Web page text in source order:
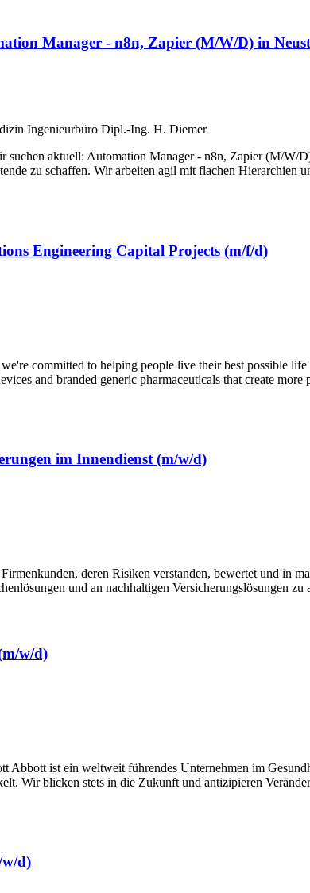
Manager - n8n, Zapier (M/W/D) in
Ingenieurbüro Dipl.-Ing. H. Diemer
suchen aktuell: Automation Manager - n8n, Zapier (M/W/
zu schaffen. Wir arbeiten agil mit flachen Hierarchien
Engineering Capital Projects (m/f/d)
committed to helping people live their best possible
and branded generic pharmaceuticals that create more
im Innendienst (m/w/d)
deren Risiken verstanden, bewertet und in
und an nachhaltigen Versicherungslösungen zu
w/d)
ist ein weltweit führendes Unternehmen im
Wir blicken stets in die Zukunft und antizipieren
d)